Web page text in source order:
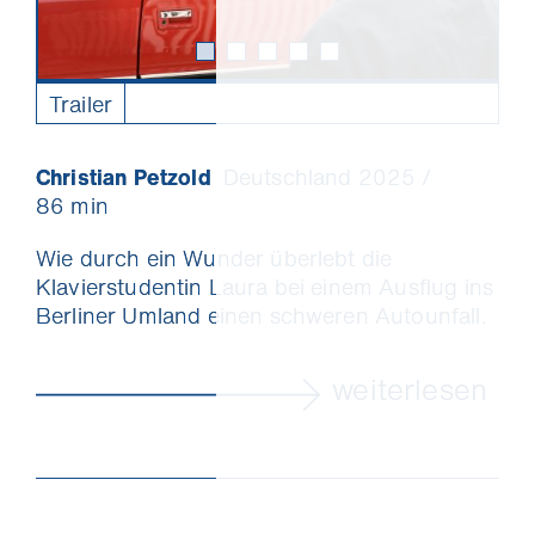
Trailer
Christian Petzold
86 min
Wie durch ein Wunder überlebt die
Klavierstudentin Laura bei einem Ausflug ins
Berliner Umland einen schweren Autounfall.
Betty unter, die den Unfall beobachtet hat.
die mütterliche Fürsorge Bettys, die Arbeit